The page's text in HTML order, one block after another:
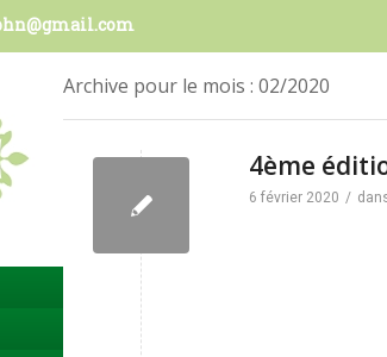
Archive pour le mois : 02/2020
4ème
6 février 2020 /